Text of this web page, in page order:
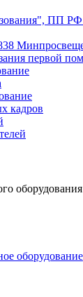
ПП
первой
кадров
оборудование